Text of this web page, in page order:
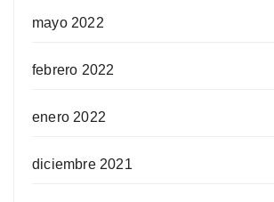
mayo 2022
febrero 2022
enero 2022
diciembre 2021